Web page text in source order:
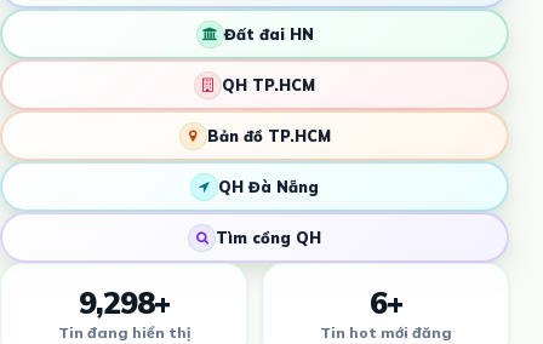
Đất đai HN
QH TP.HCM
Bản đồ TP.HCM
QH Đà Nẵng
Tìm cổng QH
9,298+
Tin đang hiển thị
6+
Tin hot mới đăng